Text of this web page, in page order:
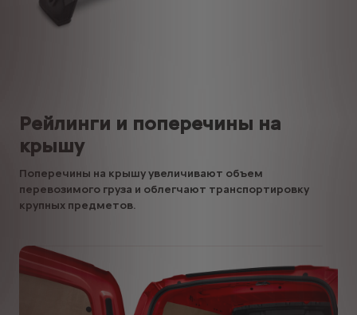
Рейлинги и поперечины на
крышу
Поперечины на крышу увеличивают объем
перевозимого груза и облегчают транспортировку
крупных предметов.